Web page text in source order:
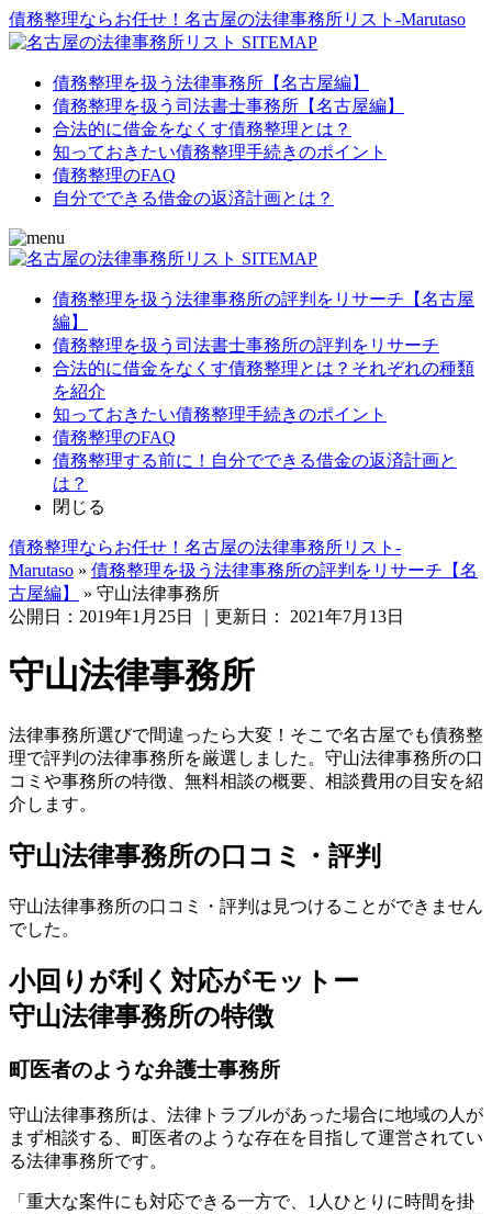
債務整理ならお任せ！名古屋の法律事務所リスト‐Marutaso
債務整理を扱う法律事務所【名古屋編】
債務整理を扱う司法書士事務所【名古屋編】
合法的に借金をなくす債務整理とは？
知っておきたい債務整理手続きのポイント
債務整理のFAQ
自分でできる借金の返済計画とは？
債務整理を扱う法律事務所の評判をリサーチ【名古屋
編】
債務整理を扱う司法書士事務所の評判をリサーチ
合法的に借金をなくす債務整理とは？それぞれの種類
を紹介
知っておきたい債務整理手続きのポイント
債務整理のFAQ
債務整理する前に！自分でできる借金の返済計画と
は？
閉じる
債務整理ならお任せ！名古屋の法律事務所リスト‐
Marutaso » 債務整理を扱う法律事務所の評判をリサーチ【名
古屋編】
» 守山法律事務所
公開日： 2019年1月25日 ｜更新日： 2021年7月13日
守山法律事務所
法律事務所選びで間違ったら大変！そこで名古屋でも債務整
理で評判の法律事務所を厳選しました。守山法律事務所の口
コミや事務所の特徴、無料相談の概要、相談費用の目安を紹
介します。
守山法律事務所の口コミ・評判
守山法律事務所の口コミ・評判は見つけることができません
でした。
小回りが利く対応がモットー
守山法律事務所の特徴
町医者のような弁護士事務所
守山法律事務所は、法律トラブルがあった場合に地域の人が
まず相談する、 町医者のような存在を目指して運営されてい
る法律事務所です。
「重大な案件にも対応できる一方で、1人ひとりに時間を掛